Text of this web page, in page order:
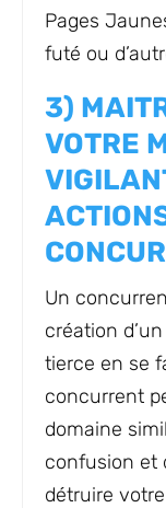
Pages
futé ou
3)
VOTRE
Un
création
tierce en se
concurrent
domaine
confusion et
détruire